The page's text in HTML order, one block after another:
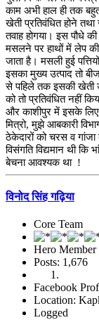
काम अभी हाल ही तक
खेती प्रतिवंधित होने
तवाह होगया। इस पौधे
मसलने पर हाथों में लेप
जाता है। मसली हुई
इसका मुख्य उत्पाद तो
से पहिले तक इसकी खेती
को तो प्रतिवंधित नहीं
और काशीपुर में इसके लिए
मित्रो, मुझे आबकारी
ठेकेदारों को चरस व
विसंगति विद्यमान थी कि
बेचना आवश्यक था !
विनोद सिंह गढ़िया
Core Team
Hero Member
Posts: 1,676
Facebook
Location:
Logged